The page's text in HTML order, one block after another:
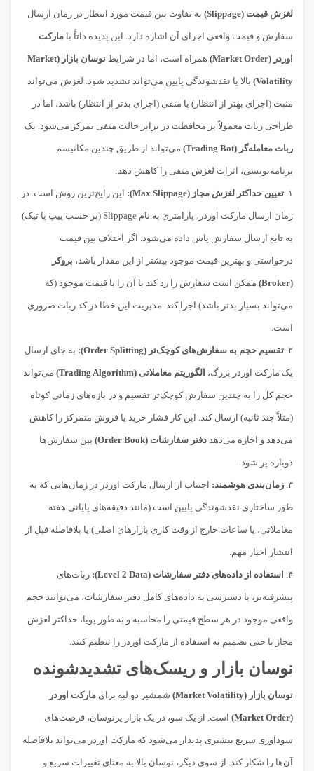
لغزش قیمت (Slippage) به تفاوت بین قیمت مورد انتظار در زمان ارسال
سفارش و قیمت واقعی اجرای آن اشاره دارد. این پدیده ذاتاً با مارکت
اوردر (Market Order) همراه است، اما در شرایط نوسان بازار (Market
Volatility) بالا یا نقدشوندگی پایین می‌تواند تشدید شود. لغزش می‌تواند
مثبت (اجرای بهتر از انتظار) یا منفی (اجرای بدتر از انتظار) باشد، اما در
طراحی ربات معمولاً بر محافظت در برابر حالت منفی تمرکز می‌شود. یک
ربات معامله‌گر (Trading Bot) می‌تواند از طریق چندین مکانیسم
برنامه‌نویسی، اثرات لغزش منفی را کاهش دهد:
۱. تعیین حداکثر لغزش مجاز (Max Slippage): این رایج‌ترین روش است. در
زمان ارسال مارکت اوردر، پارامتری به نام Slippage (بر حسب پیپ یا تیک)
به تابع ارسال سفارش پاس داده می‌شود. اگر اختلاف بین قیمت
درخواستی و بهترین قیمت موجود بیشتر از این مقدار باشد، بروکر
(Broker) ممکن است سفارش را رد کند یا آن را با قیمت موجود (که
می‌تواند بسیار بدتر باشد) اجرا کند. مدیریت این خطا در کد ربات ضروری
است.
۲. تقسیم حجم به سفارش‌های کوچک‌تر (Order Splitting): به جای ارسال
یک مارکت اوردر بزرگ، الگوریتم معاملاتی (Trading Algorithm) می‌تواند
حجم کل را به چندین سفارش کوچک‌تر تقسیم و در بازه‌های زمانی کوتاه
(مثلاً چند ثانیه) ارسال کند. این کار فشار خرید یا فروش متمرکز را کاهش
می‌دهد و اجازه می‌دهد دفتر سفارشات (Order Book) بین سفارش‌ها
دوباره پر شود.
۳. زمان‌بندی هوشمند: اجتناب از ارسال مارکت اوردر در زمان‌هایی که به
طور ساختاری نقدشوندگی پایین است (مانند دقیقه‌های پایانی هفته
معاملاتی، یا ساعات خارج از وقت کاری بازارهای اصلی) یا بلافاصله قبل از
انتشار اخبار مهم.
۴. استفاده از داده‌های دفتر سفارشات (Level 2 Data): ربات‌های
پیشرفته‌تر، با دسترسی به داده‌های کامل دفتر سفارشات، می‌توانند حجم
واقعی موجود در هر سطح قیمتی را محاسبه و به طور پویا، حداکثر لغزش
مجاز یا حتی تصمیم به استفاده از مارکت اوردر را تنظیم کنند.
نوسان بازار و ریسک‌های تشدیدشونده
نوسان بازار (Market Volatility) شمشیر دو لبه برای مارکت اوردر
(Market Order) است. از یک سو، در یک بازار پرنوسان، فرصت‌های
سودآوری سریع بیشتری پدیدار می‌شود که مارکت اوردر می‌تواند بلافاصله
آن‌ها را شکار کند. از سوی دیگر، نوسان بالا به معنای تغییرات سریع و